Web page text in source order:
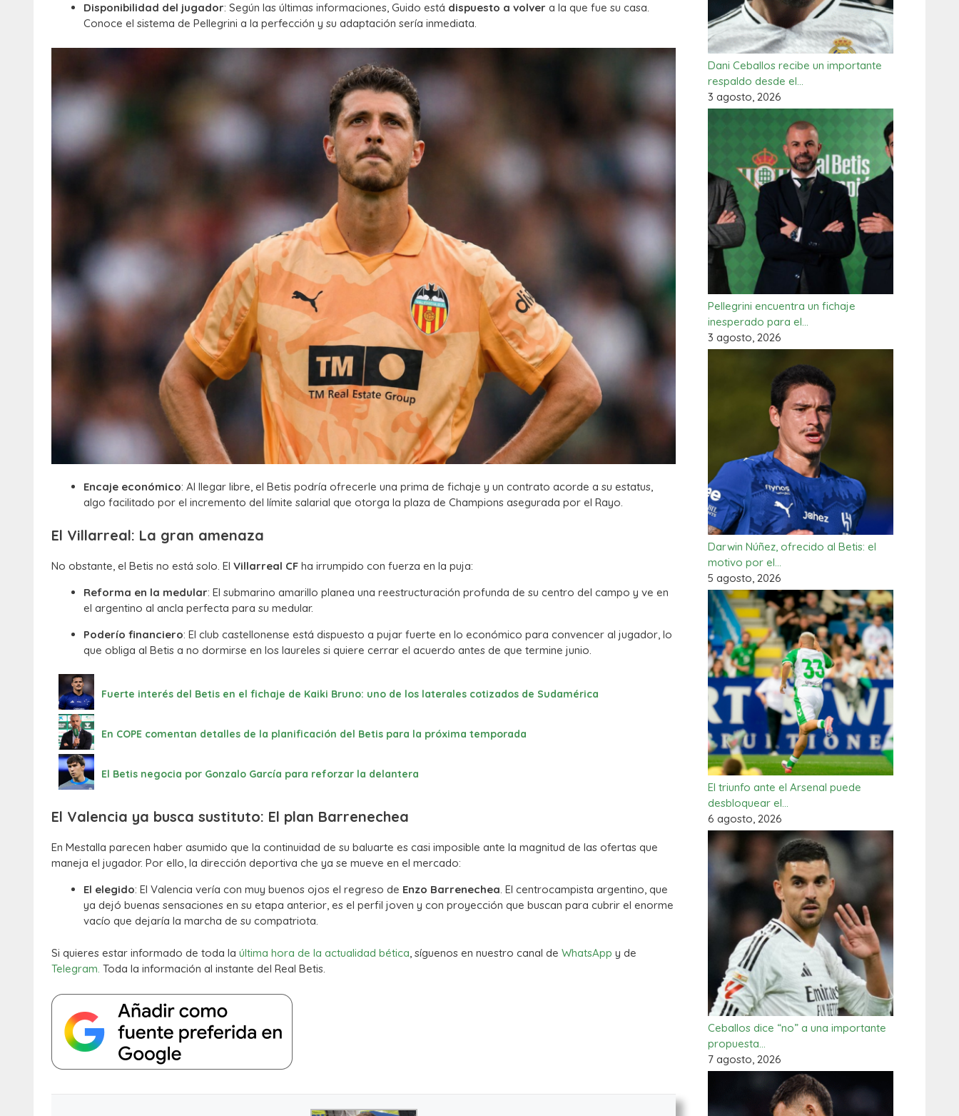
Disponibilidad del jugador: Según las últimas informaciones, Guido está dispuesto a volver a la que fue su casa.
Conoce el sistema de Pellegrini a la perfección y su adaptación sería inmediata.
Encaje económico: Al llegar libre, el Betis podría ofrecerle una prima de fichaje y un contrato acorde a su estatus,
algo facilitado por el incremento del límite salarial que otorga la plaza de Champions asegurada por el Rayo.
El Villarreal: La gran amenaza
No obstante, el Betis no está solo. El Villarreal CF ha irrumpido con fuerza en la puja:
Reforma en la medular: El submarino amarillo planea una reestructuración profunda de su centro del campo y ve en
el argentino al ancla perfecta para su medular.
Poderío financiero: El club castellonense está dispuesto a pujar fuerte en lo económico para convencer al jugador, lo
que obliga al Betis a no dormirse en los laureles si quiere cerrar el acuerdo antes de que termine junio.
Fuerte interés del Betis en el fichaje de Kaiki Bruno: uno de los laterales cotizados de Sudamérica
En COPE comentan detalles de la planificación del Betis para la próxima temporada
El Betis negocia por Gonzalo García para reforzar la delantera
El Valencia ya busca sustituto: El plan Barrenechea
En Mestalla parecen haber asumido que la continuidad de su baluarte es casi imposible ante la magnitud de las ofertas que
maneja el jugador. Por ello, la dirección deportiva che ya se mueve en el mercado:
El elegido: El Valencia vería con muy buenos ojos el regreso de Enzo Barrenechea. El centrocampista argentino, que
ya dejó buenas sensaciones en su etapa anterior, es el perfil joven y con proyección que buscan para cubrir el enorme
vacío que dejaría la marcha de su compatriota.
Si quieres estar informado de toda la última hora de la actualidad bética , síguenos en nuestro canal de WhatsApp y de
Telegram. Toda la información al instante del Real Betis.
Dani Ceballos recibe un importante
respaldo desde el…
3 agosto, 2026
Pellegrini encuentra un fichaje
inesperado para el…
3 agosto, 2026
Darwin Núñez, ofrecido al Betis: el
motivo por el…
5 agosto, 2026
El triunfo ante el Arsenal puede
desbloquear el…
6 agosto, 2026
Ceballos dice “no” a una importante
propuesta…
7 agosto, 2026